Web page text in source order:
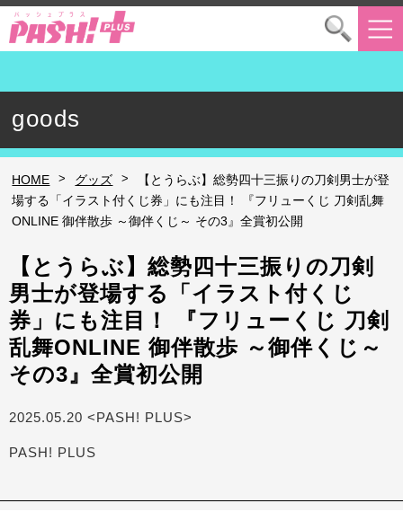
goods
HOME > グッズ >
【とうらぶ】総勢四十三振りの刀剣男士が登
場する「イラスト付くじ券」にも注目！ 『フリューくじ 刀剣乱舞
ONLINE 御伴散歩 ～御伴くじ～ その3』全賞初公開
【とうらぶ】総勢四十三振りの刀剣
男士が登場する「イラスト付くじ
券」にも注目！ 『フリューくじ 刀剣
乱舞ONLINE 御伴散歩 ～御伴くじ～
その3』全賞初公開
2025.05.20 <PASH! PLUS>
PASH! PLUS